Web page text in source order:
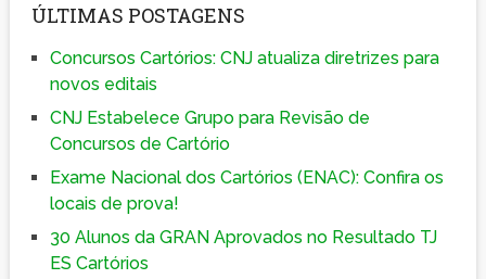
ÚLTIMAS POSTAGENS
Concursos Cartórios: CNJ atualiza diretrizes para
novos editais
CNJ Estabelece Grupo para Revisão de
Concursos de Cartório
Exame Nacional dos Cartórios (ENAC): Confira os
locais de prova!
30 Alunos da GRAN Aprovados no Resultado TJ
ES Cartórios